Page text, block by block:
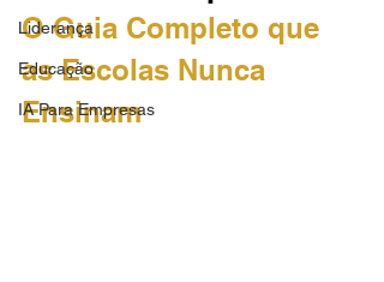
Liderança
Educação
IA Para Empresas
O Guia Completo que
as Escolas Nunca
Ensinam